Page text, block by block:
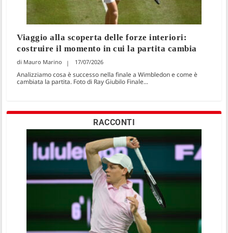
Viaggio alla scoperta delle forze interiori:
costruire il momento in cui la partita cambia
Mauro Marino 17/07/2026
Analizziamo cosa è successo nella finale a Wimbledon e come è
cambiata la partita. Foto di Ray Giubilo Finale...
RACCONTI